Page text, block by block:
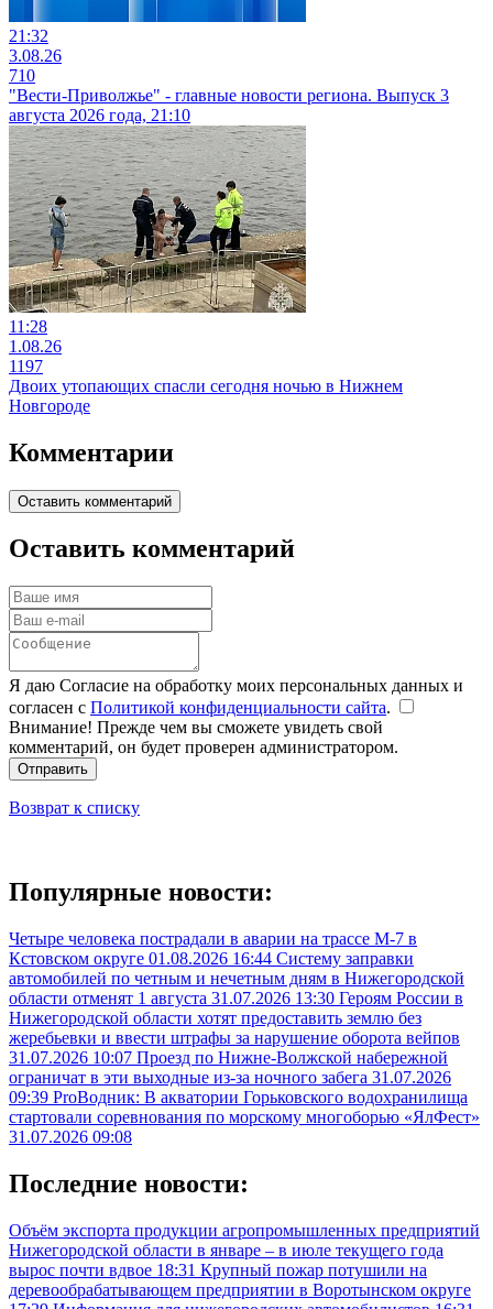
21:32
3.08.26
710
"Вести-Приволжье" - главные новости региона. Выпуск 3
августа 2026 года, 21:10
11:28
1.08.26
1197
Двоих утопающих спасли сегодня ночью в Нижнем
Новгороде
Комментарии
Оставить комментарий
Оставить комментарий
Я даю Согласие на обработку моих персональных данных и
согласен с Политикой конфиденциальности сайта.
Внимание! Прежде чем вы сможете увидеть свой
комментарий, он будет проверен администратором.
Отправить
Возврат к списку
Популярные новости:
Четыре человека пострадали в аварии на трассе М-7 в
Кстовском округе 01.08.2026 16:44 Систему заправки
автомобилей по четным и нечетным дням в Нижегородской
области отменят 1 августа 31.07.2026 13:30 Героям России в
Нижегородской области хотят предоставить землю без
жеребьевки и ввести штрафы за нарушение оборота вейпов
31.07.2026 10:07 Проезд по Нижне-Волжской набережной
ограничат в эти выходные из-за ночного забега 31.07.2026
09:39 ProВодник: В акватории Горьковского водохранилища
стартовали соревнования по морскому многоборью «ЯлФест»
31.07.2026 09:08
Последние новости:
Объём экспорта продукции агропромышленных предприятий
Нижегородской области в январе – в июле текущего года
вырос почти вдвое 18:31 Крупный пожар потушили на
деревообрабатывающем предприятии в Воротынском округе